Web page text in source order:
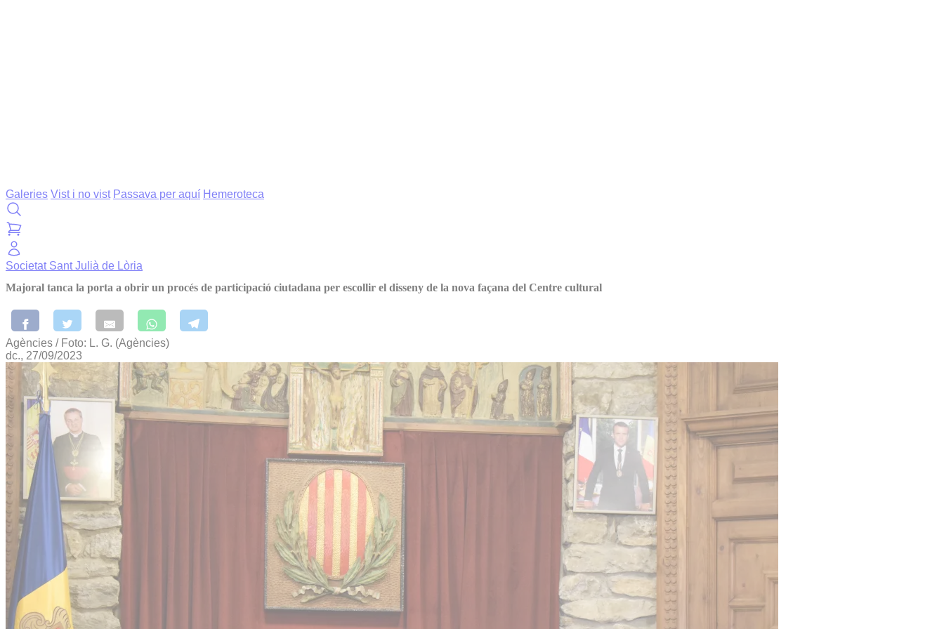
Galeries Vist i no vist Passava per aquí Hemeroteca
Societat Sant Julià de Lòria
Majoral tanca la porta a obrir un procés de participació ciutadana per escollir el disseny de la nova façana del Centre cultural
Agències / Foto: L. G. (Agències)
dc., 27/09/2023